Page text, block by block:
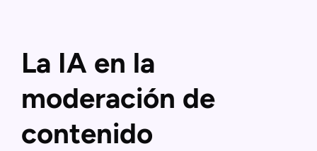
La IA en la
moderación de
contenido